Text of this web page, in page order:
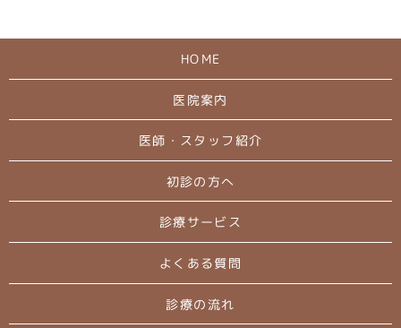
HOME
医院案内
医師・スタッフ紹介
初診の方へ
診療サービス
よくある質問
診療の流れ